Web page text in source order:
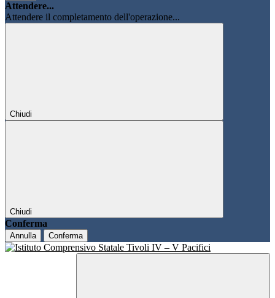
Attendere...
Attendere il completamento dell'operazione...
Chiudi
Chiudi
Conferma
Annulla Conferma